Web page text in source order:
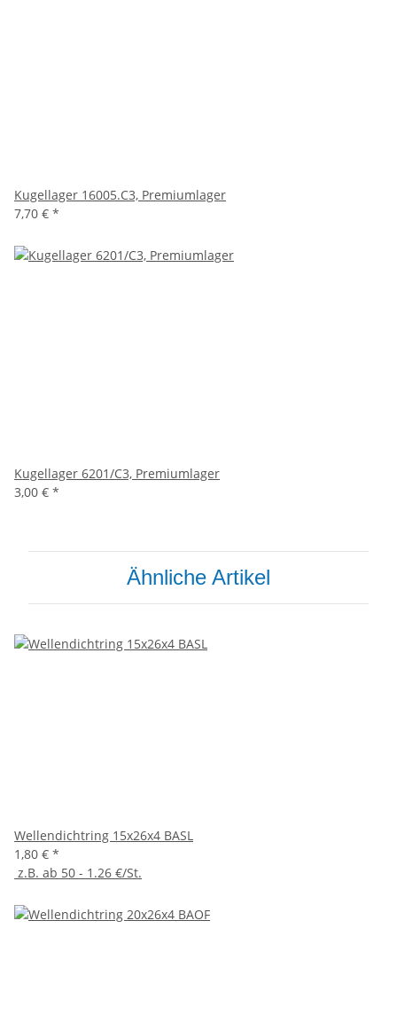
Kugellager 16005.C3, Premiumlager
7,70 € *
Kugellager 6201/C3, Premiumlager
3,00 € *
Ähnliche Artikel
Wellendichtring 15x26x4 BASL
1,80 € *
z.B. ab 50 - 1.26 €/St.